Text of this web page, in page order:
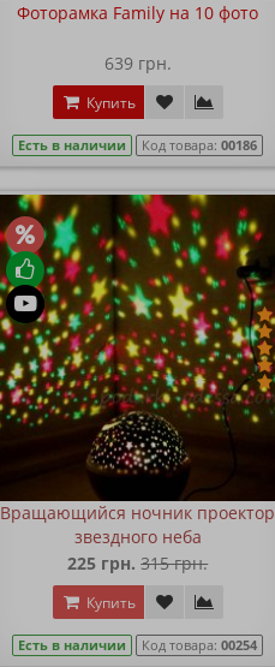
Фоторамка Family на 10 фото
639 грн.
Купить
Есть в наличии Код товара:00186
Вращающийся ночник проектор
звездного неба
225 грн. 315 грн.
Купить
Есть в наличии Код товара:00254